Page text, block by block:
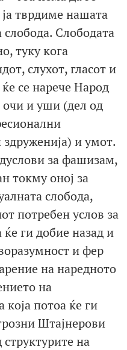
тврдиме нашата
Слободата
туку кога
слухот, гласот и
се нарече Народ
очи и уши (дел од
и умот.
за фашизам,
токму оној за
слобода,
потребен услов за
ги добие назад и
и фер
на наредното
на
која потоа ќе ги
Штајнерови
структурите на